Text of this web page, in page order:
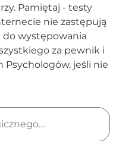
Pamiętaj - testy
nie zastępują
do występowania
za pewnik i
Psychologów, jeśli nie